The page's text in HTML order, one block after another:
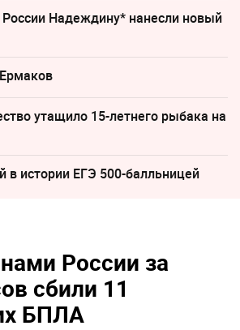
Надеждину* нанесли новый
утащило 15-летнего рыбака на
в истории ЕГЭ 500-балльницей
России за
сбили 11
БПЛА